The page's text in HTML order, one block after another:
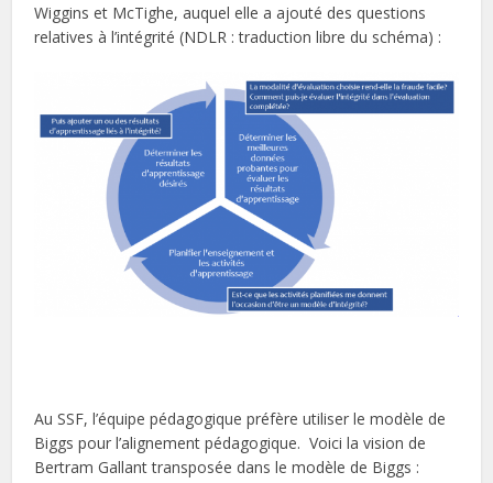
Wiggins et McTighe, auquel elle a ajouté des questions
relatives à l’intégrité (NDLR : traduction libre du schéma) :
Au SSF, l’équipe pédagogique préfère utiliser le modèle de
Biggs pour l’alignement pédagogique. Voici la vision de
Bertram Gallant transposée dans le modèle de Biggs :